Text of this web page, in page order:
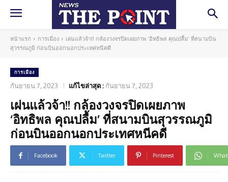
หน้าแรก การเมือง
เผ่นแล้วจ้า!! กล้องวงจรปิดเผยภาพ ‘อิทธิพล คุณปลื้ม’ ที่สนามบิน
สุวรรณภูมิ ก่อนบินออกนอกประเทศหนีคดี
การเมือง
กันยายน 7, 2023 แก้ไขล่าสุด : กันยายน 7, 2023
เผ่นแล้วจ้า!! กล้องวงจรปิดเผยภาพ
‘อิทธิพล คุณปลื้ม’ ที่สนามบินสุวรรณภูมิ
ก่อนบินออกนอกประเทศหนีคดี
Facebook Twitter Pinterest